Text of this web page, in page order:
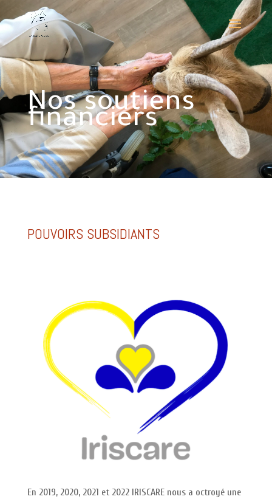
Nos soutiens
financiers
POUVOIRS SUBSIDIANTS
En 2019, 2020, 2021 et 2022 IRISCARE nous a octroyé une